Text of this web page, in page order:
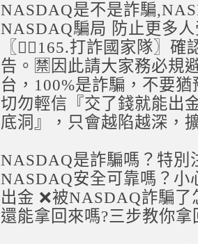
NASDAQ是不是詐騙
NASDAQ騙局 防止更多
〖👮‍♂️165.打詐國家隊〗
告。🈲因此請大家務必規
台，100%是詐騙，不要
切勿輕信『交了錢就能出
底洞』，只會越陷越深，
NASDAQ是詐騙嗎？特
NASDAQ安全可靠嗎？小
出金 ❌被NASDAQ詐騙
還能拿回來嗎?三步教你